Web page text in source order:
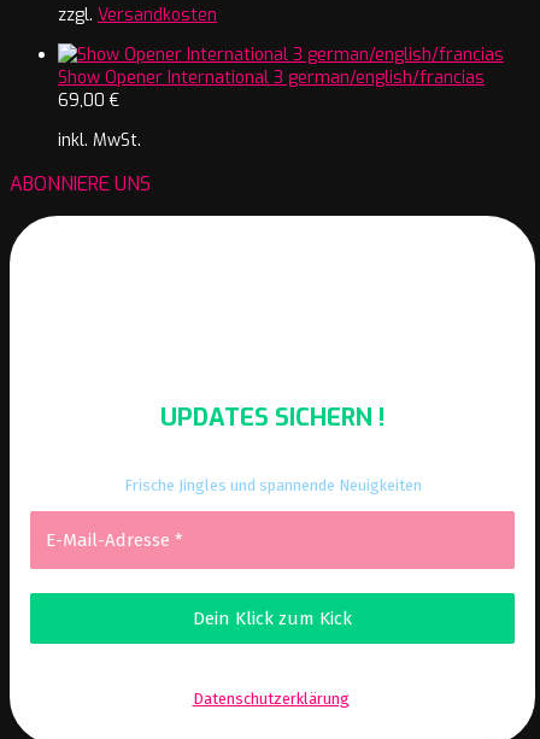
zzgl. Versandkosten
Show Opener International 3 german/english/francias
69,00 €
inkl. MwSt.
ABONNIERE UNS
UPDATES SICHERN !
Frische Jingles und spannende Neuigkeiten
Datenschutzerklärung.